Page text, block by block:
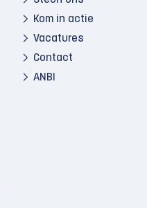
Kom in actie
Vacatures
Contact
ANBI